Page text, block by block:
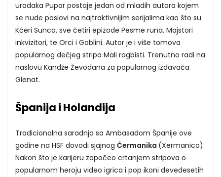
uradaka Pupar postaje jedan od mladih autora kojem
se nude poslovi na najtraktivnijim serijalima kao što su
Kćeri Sunca, sve četiri epizode Pesme runa, Majstori
inkvizitori, te Orci i Goblini. Autor je i više tomova
popularnog dečjeg stripa Mali ragbisti. Trenutno radi na
naslovu Kandže Ževodana za popularnog izdavača
Glenat.
Španija i Holandija
Tradicionalna saradnja sa Ambasadom Španije ove
godine na HSF dovodi sjajnog Ćermanika (Xermanico).
Nakon što je karijeru započeo crtanjem stripova o
popularnom heroju video igrica i pop ikoni devedesetih